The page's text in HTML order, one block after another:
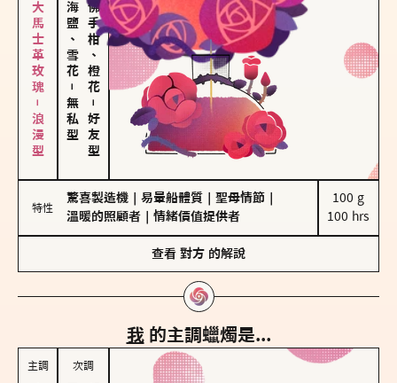
大馬士革玫瑰－浪漫型 海鹽、雪花
－
無私型
佛手柑、橙花
－
好友型
特性
驚喜製造機 易暈船體質 聖母情節
溫暖的照顧者
情緒價值提供者
100 g
100 hrs
查看 對方 的解說
我 的主調蠟燭是...
主調 次調